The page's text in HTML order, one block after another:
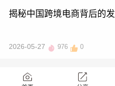
揭秘中国跨境电商背后的
2026-05-27 976 0